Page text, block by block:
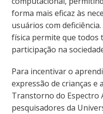
forma mais eficaz às
usuários com
física permite que todos
participação na
Para incentivar o
expressão de crianças e
Transtorno do Espectro
pesquisadores da